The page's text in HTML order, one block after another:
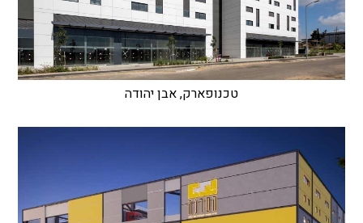
טכנופארק, אבן יהודה